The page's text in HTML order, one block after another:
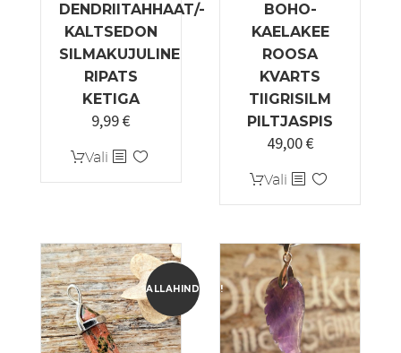
DENDRIITAHHAAT/-
KALTSEDON
SILMAKUJULINE
RIPATS
KETIGA
9,99€
Vali Sellel
tootel
varianti.
Valikuid
saab
teha
tootelehel.
BOHO-
KAELAKEE
ROOSA
KVARTS
TIIGRISILM
PILTJASPIS
49,00€
Vali Sellel
tootel
mitu
varianti.
Valikuid
saab
teha
ALLAHINDLUS!